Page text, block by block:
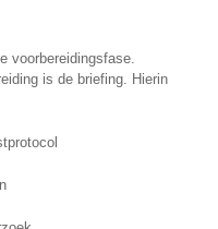
voorbereidingsfase.
is de briefing. Hierin